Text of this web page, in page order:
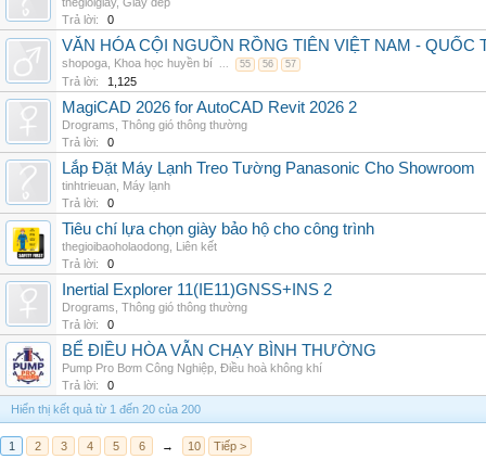
Trả lời:
0
VĂN HÓA CỘI NGUỒN RỒNG TIÊN VIỆT NAM -
shopoga Khoa học huyền bí ... 55 56 57
Trả lời: 1,125
MagiCAD 2026 for AutoCAD Revit 2026 2
Drograms Thông gió thông thường
Trả lời:
0
Lắp Đặt Máy Lạnh Treo Tường Panasonic Cho Showroom
tinhtrieuan Máy lạnh
Trả lời:
0
Tiêu chí lựa chọn giày bảo hộ cho công trình
thegioibaoholaodong Liên kết
Trả lời:
0
Inertial Explorer 11(IE11)GNSS+INS 2
Drograms Thông gió thông thường
Trả lời:
0
BỂ ĐIỀU HÒA VẪN CHẠY BÌNH THƯỜNG
Pump Pro Bơm Công Nghiệp Điều hoà không khí
Trả lời:
0
Hiển thị kết quả từ 1 đến 20 của 200
1 2 3 4 5 6 → 10 Tiếp >